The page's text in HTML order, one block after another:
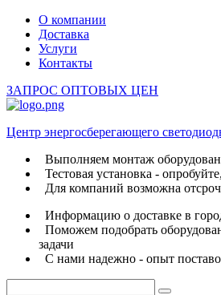
О компании
Доставка
Услуги
Контакты
ЗАПРОС ОПТОВЫХ ЦЕН
Центр энергосберегающего
Выполняем монтаж
Тестовая установка -
Для компаний возможна
Информацию о доставке в
Поможем подобрать
задачи
С нами надежно - опыт